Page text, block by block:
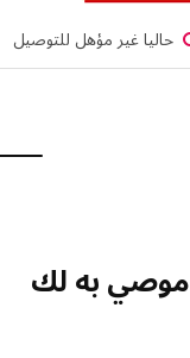
غير مؤهل للتوصيل
به لك